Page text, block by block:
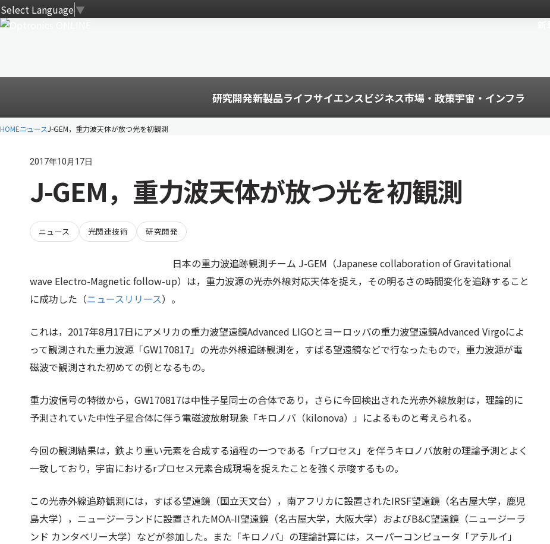
Select Language▼
研究開発新製品ライフサイエンスビジネス市場・政策宇宙・インフラ
HOMEニュースJ-GEM，重力波天体が放つ光を初観測
2017年10月17日
J-GEM，重力波天体が放つ光を初観測
ニュース 光関連技術 研究開発
日本の重力波追跡観測チーム J-GEM（Japanese collaboration of Gravitational
wave Electro-Magnetic follow-up）は，重力波源の光赤外線対応天体を捉え，その明るさの時間変化を追跡すること
に成功した（ニュースリリース）。
これは，2017年8月17日にアメリカの重力波望遠鏡Advanced LIGOとヨーロッパの重力波望遠鏡Advanced Virgoによ
って観測された重力波源「GW170817」の光赤外線追跡観測を，すばる望遠鏡などで行なったもので，重力波源が電
磁波で観測された初めての例となるもの。
重力波信号の特徴から，GW170817は中性子星同士の合体であり，さらに今回検出された光赤外線放射は，理論的に
予測されていた中性子星合体に伴う電磁波放射現象「キロノバ（kilonova）」によるものと考えられる。
今回の観測結果は，鉄より重い元素を合成する過程の一つである「rプロセス」を伴うキロノバ放射の理論予測とよく
一致しており，宇宙におけるrプロセス元素合成現場を捉えたことを強く示唆するもの。
この光赤外線追跡観測には，すばる望遠鏡（国立天文台），南アフリカに設置されたIRSF望遠鏡（名古屋大学，鹿児
島大学），ニュージーランドに設置されたMOA-II望遠鏡（名古屋大学，大阪大学）およびB&C望遠鏡（ニュージーラ
ンド カンタベリー大学）などが参加した。また「キロノバ」の理論計算には，スーパーコンピュータ「アテルイ」